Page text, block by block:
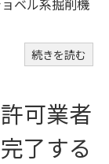
ベル系掘削機
続きを読む
可業者
了する